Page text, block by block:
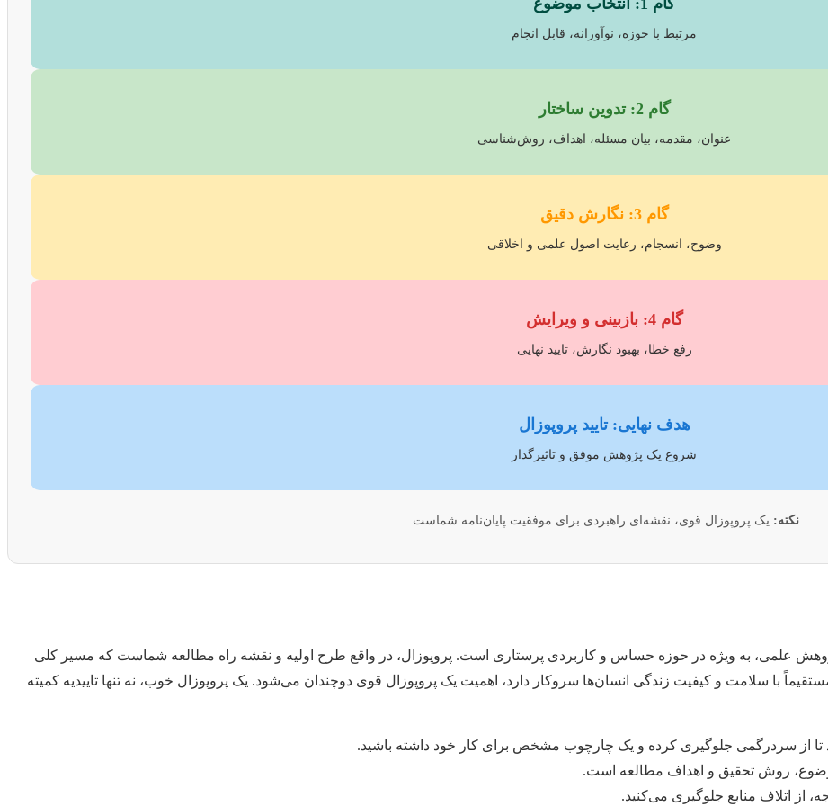
مرتبط با حوزه، نوآورانه، قابل انجام
گام 2: تدوین ساختار
عنوان، مقدمه، بیان مسئله، اهداف، روش‌شناسی
گام 3: نگارش دقیق
وضوح، انسجام، رعایت اصول علمی و اخلاقی
گام 4: بازبینی و ویرایش
رفع خطا، بهبود نگارش، تایید نهایی
هدف نهایی: تایید پروپوزال
شروع یک پژوهش موفق و تاثیرگذار
نکته: یک پروپوزال قوی، نقشه‌ای راهبردی برای موفقیت پایان‌نامه شماست.
علمی، به ویژه در حوزه حساس و کاربردی پرستاری است. پروپوزال، در واقع طرح اولیه و نقشه راه مطالعه شماست که مسیر کلی
با سلامت و کیفیت زندگی انسان‌ها سروکار دارد، اهمیت یک پروپوزال قوی دوچندان می‌شود. یک پروپوزال خوب، نه تنها تاییدیه کمیته
تا از سردرگمی جلوگیری کرده و یک چارچوب مشخص برای کار خود داشته باشید.
روش تحقیق و اهداف مطالعه است.
از اتلاف منابع جلوگیری می‌کنید.